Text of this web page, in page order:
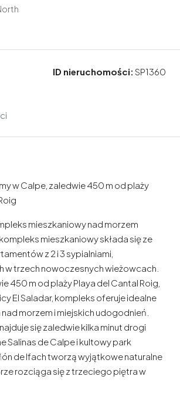
ID nieruchomości: SP1360
w Calpe, zaledwie 450 m od plaży
mieszkaniowy nad morzem
mieszkaniowy składa się ze
z 2 i 3 sypialniami,
w trzech nowoczesnych wieżowcach.
450 m od plaży Playa del Cantal Roig,
El Saladar, kompleks oferuje idealne
morzem i miejskich udogodnień.
się zaledwie kilka minut drogi
Salinas de Calpe i kultowy park
de Ifach tworzą wyjątkowe naturalne
rozciąga się z trzeciego piętra w